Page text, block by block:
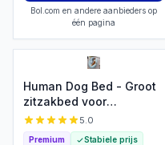
Bol.com en andere aanbieders op
één pagina
Human Dog Bed - Groot
zitzakbed voor
volwassenen - Blauw
5.0
Premium Stabiele prijs